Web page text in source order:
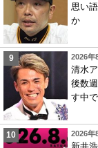
思い
か
2026年
清水
後数
す中
2026年